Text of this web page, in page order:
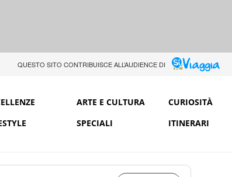
QUESTO SITO CONTRIBUISCE ALL’AUDIENCE DI
ARTE E CULTURA CURIOSITÀ
SPECIALI ITINERARI